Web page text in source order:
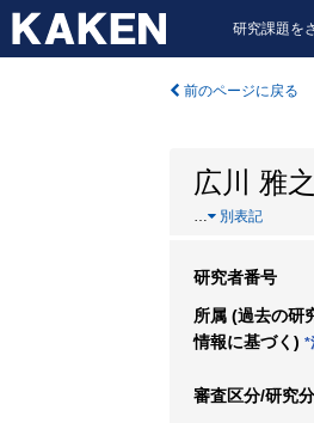
研究課題を
前のページに戻る
広川 雅之
… 別表記
研究者番号
所属 (過去の研
情報に基づく) *
審査区分/研究